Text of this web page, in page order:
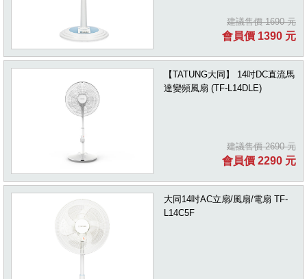
建議售價 1690 元
會員價 1390 元
【TATUNG大同】 14吋DC直流馬
達變頻風扇 (TF-L14DLE)
建議售價 2690 元
會員價 2290 元
大同14吋AC立扇/風扇/電扇 TF-
L14C5F